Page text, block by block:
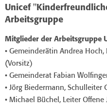
Unicef
Arbeitsgruppe
Mitglieder der Arbeitsgruppe
• Gemeinderätin Andrea Hoch,
(Vorsitz)
• Gemeinderat Fabian
• Jörg Biedermann, Schulleiter
• Michael Büchel, Leiter